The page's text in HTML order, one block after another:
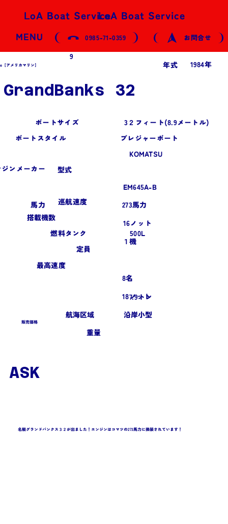
MENU 0985-71-0359 お問合せ
LoA Boat ServiceLoA Boat Service
プレジャーボート
ボートスタイル
KOMATSU
ジンメーカー 型式
EM645A-B
273馬力
​馬力
16ノット
巡航速度
搭載機数
１機
500L
燃料タンク
8名
定員
18ノット
最高速度
沿岸小型
航海区域
7.9トン
​重量
9
【アメリカマリン】
GrandBanks 32
ASK
販売価格
年式 1984年
3２フィート(8.9メートル)
ボートサイズ
名艇グランドバンクス３２が出ました！エンジンはコマツの273馬力に換装されています！